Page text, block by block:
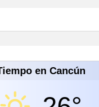
en Cancún